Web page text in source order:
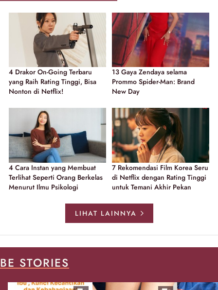
4 Drakor On-Going Terbaru
yang Raih Rating Tinggi, Bisa
Nonton di Netflix!
13 Gaya Zendaya selama
Prommo Spider-Man: Brand
New Day
4 Cara Instan yang Membuat
Terlihat Seperti Orang Berkelas
Menurut Ilmu Psikologi
7 Rekomendasi Film Korea Seru
di Netflix dengan Rating Tinggi
untuk Temani Akhir Pekan
LIHAT LAINNYA
BE STORIES